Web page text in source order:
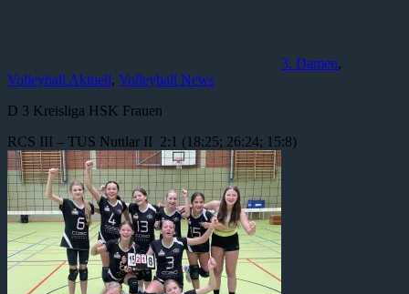
3. Damen,
Volleyball Aktuell, Volleyball News
D 3 Kreisliga HSK Frauen
RCS III – TUS Nuttlar II 2:1 (18:25; 26:24; 15:8)